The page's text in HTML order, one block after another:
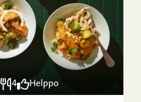
4 Helppo